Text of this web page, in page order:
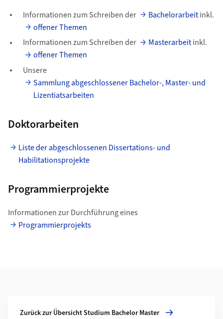
Informationen zum Schreiben der Bachelorarbeitinkl.
offener Themen
Informationen zum Schreiben der
Masterarbeitinkl.
offener Themen
Unsere
Sammlung abgeschlossener Bachelor-, Master- und
Lizentiatsarbeiten
Doktorarbeiten
Liste der abgeschlossenen Dissertations- und
Habilitationsprojekte
Programmierprojekte
Informationen zur Durchführung eines
Programmierprojekts
Zurück zur Übersicht Studium Bachelor Master
Mehr zu Zurück zur Übersicht Studium Bachelor Master